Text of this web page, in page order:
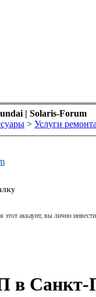
| Solaris-Forum
> Услуги ремонта
этот аккаунт, вы лично
Санкт-